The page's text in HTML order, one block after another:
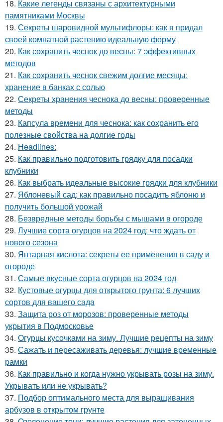
18. Какие легенды связаны с архитектурными
памятниками Москвы
19. Секреты шаровидной мультифлоры: как я придал
своей комнатной растению идеальную форму
20. Как сохранить чеснок до весны: 7 эффективных
методов
21. Как сохранить чеснок свежим долгие месяцы:
хранение в банках с солью
22. Секреты хранения чеснока до весны: проверенные
методы
23. Капсула времени для чеснока: как сохранить его
полезные свойства на долгие годы
24. Headlines:
25. Как правильно подготовить грядку для посадки
клубники
26. Как выбрать идеальные высокие грядки для клубники
27. Яблоневый сад: как правильно посадить яблоню и
получить большой урожай
28. Безвредные методы борьбы с мышами в огороде
29. Лучшие сорта огурцов на 2024 год: что ждать от
нового сезона
30. Янтарная кислота: секреты ее применения в саду и
огороде
31. Самые вкусные сорта огурцов на 2024 год
32. Кустовые огурцы для открытого грунта: 6 лучших
сортов для вашего сада
33. Защита роз от морозов: проверенные методы
укрытия в Подмосковье
34. Огурцы кусочками на зиму. Лучшие рецепты на зиму
35. Сажать и пересаживать деревья: лучшие временные
рамки
36. Как правильно и когда нужно укрывать розы на зиму.
Укрывать или не укрывать?
37. Подбор оптимального места для выращивания
арбузов в открытом грунте